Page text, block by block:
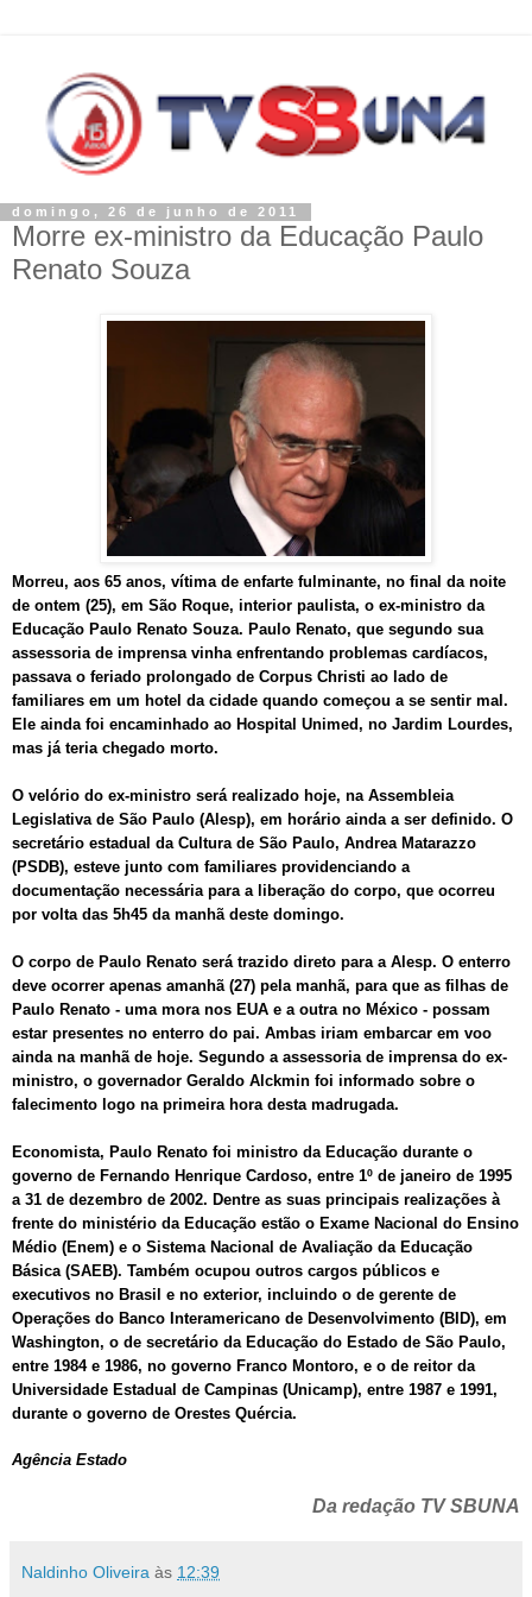
domingo, 26 de junho de 2011
Morre ex-ministro da Educação Paulo
Renato Souza
Morreu, aos 65 anos, vítima de enfarte fulminante, no final da noite
de ontem (25), em São Roque, interior paulista, o ex-ministro da
Educação Paulo Renato Souza. Paulo Renato, que segundo sua
assessoria de imprensa vinha enfrentando problemas cardíacos,
passava o feriado prolongado de Corpus Christi ao lado de
familiares em um hotel da cidade quando começou a se sentir mal.
Ele ainda foi encaminhado ao Hospital Unimed, no Jardim Lourdes,
mas já teria chegado morto.
O velório do ex-ministro será realizado hoje, na Assembleia
Legislativa de São Paulo (Alesp), em horário ainda a ser definido. O
secretário estadual da Cultura de São Paulo, Andrea Matarazzo
(PSDB), esteve junto com familiares providenciando a
documentação necessária para a liberação do corpo, que ocorreu
por volta das 5h45 da manhã deste domingo.
O corpo de Paulo Renato será trazido direto para a Alesp. O enterro
deve ocorrer apenas amanhã (27) pela manhã, para que as filhas de
Paulo Renato - uma mora nos EUA e a outra no México - possam
estar presentes no enterro do pai. Ambas iriam embarcar em voo
ainda na manhã de hoje. Segundo a assessoria de imprensa do ex-
ministro, o governador Geraldo Alckmin foi informado sobre o
falecimento logo na primeira hora desta madrugada.
Economista, Paulo Renato foi ministro da Educação durante o
governo de Fernando Henrique Cardoso, entre 1º de janeiro de 1995
a 31 de dezembro de 2002. Dentre as suas principais realizações à
frente do ministério da Educação estão o Exame Nacional do Ensino
Médio (Enem) e o Sistema Nacional de Avaliação da Educação
Básica (SAEB). Também ocupou outros cargos públicos e
executivos no Brasil e no exterior, incluindo o de gerente de
Operações do Banco Interamericano de Desenvolvimento (BID), em
Washington, o de secretário da Educação do Estado de São Paulo,
entre 1984 e 1986, no governo Franco Montoro, e o de reitor da
Universidade Estadual de Campinas (Unicamp), entre 1987 e 1991,
durante o governo de Orestes Quércia.
Agência Estado
Da redação TV SBUNA
Naldinho Oliveira às 12:39